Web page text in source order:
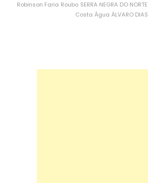
Robinson Faria Roubo SERRA NEGRA DO NORTE
Costa Água ÁLVARO DIAS